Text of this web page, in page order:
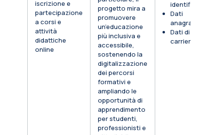
iscrizione e
partecipazione
a corsi e
attività
didattiche
online
progetto mira a
promuovere
un’educazione
più inclusiva e
accessibile,
sostenendo la
digitalizzazione
dei percorsi
formativi e
ampliando le
opportunità di
apprendimento
per studenti,
professionisti e
identificativi
Dati
anagrafici
Dati di
carriera